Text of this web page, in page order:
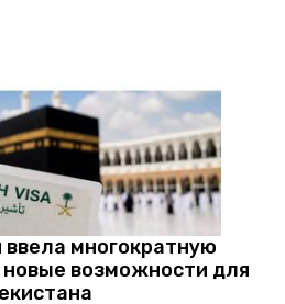
ввела многократную
новые возможности для